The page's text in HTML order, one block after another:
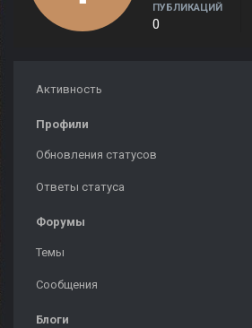
ПУБЛИКАЦИЙ
0
Активность
Профили
Обновления статусов
Ответы статуса
Форумы
Темы
Сообщения
Блоги